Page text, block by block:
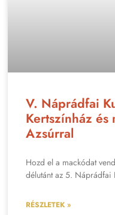
V. Náprádfai
Kertszínház
Azsúrral
Hozd el a mackódat
délutánt az 5. Náprádfai
RÉSZLETEK »